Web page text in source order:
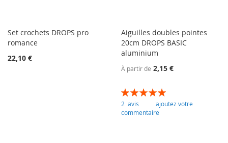
Set crochets DROPS pro
romance
22,10 €
Aiguilles doubles pointes
20cm DROPS BASIC
aluminium
À partir de 2,15 €
Évaluation:
100
% of100
2 avis
ajoutez votre
commentaire